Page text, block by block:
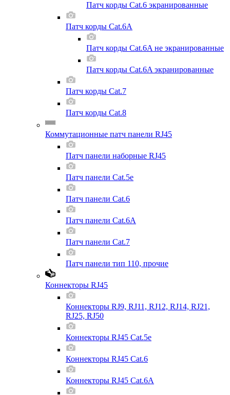
Патч корды Cat.6 экранированные
Патч корды Cat.6A
Патч корды Cat.6A не экранированные
Патч корды Cat.6A экранированные
Патч корды Cat.7
Патч корды Cat.8
Коммутационные патч панели RJ45
Патч панели наборные RJ45
Патч панели Cat.5e
Патч панели Cat.6
Патч панели Cat.6A
Патч панели Cat.7
Патч панели тип 110, прочие
Коннекторы RJ45
Коннекторы RJ9, RJ11, RJ12, RJ14, RJ21,
RJ25, RJ50
Коннекторы RJ45 Cat.5e
Коннекторы RJ45 Cat.6
Коннекторы RJ45 Cat.6A